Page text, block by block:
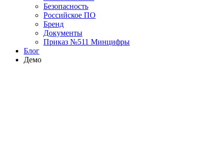
Безопасность
Российское ПО
Бренд
Документы
Приказ №511 Минцифры
Блог
Демо